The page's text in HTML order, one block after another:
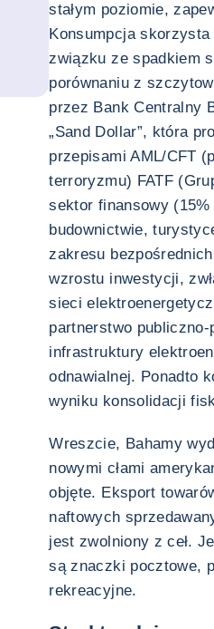
stałym poziomie,
Konsumpcja
związku ze spadkiem
porównaniu z
przez Bank Centralny
„Sand Dollar”, która
przepisami AML/CFT
terroryzmu) FATF
sektor finansowy
budownictwie,
zakresu
wzrostu inwestycji,
sieci
partnerstwo
infrastruktury
odnawialnej. Ponadto
wyniku konsolidacji
Wreszcie, Bahamy
nowymi cłami
objęte. Eksport
naftowych
jest zwolniony z ceł.
są znaczki pocztowe,
rekreacyjne.